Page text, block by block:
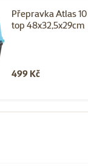
Přepravka Atlas
top 48x32,5x29cm
499 Kč